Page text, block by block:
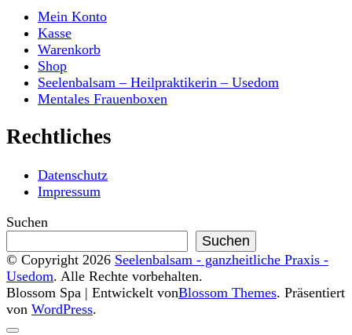
Mein Konto
Kasse
Warenkorb
Shop
Seelenbalsam – Heilpraktikerin – Usedom
Mentales Frauenboxen
Rechtliches
Datenschutz
Impressum
Suchen
Suchen
© Copyright 2026 Seelenbalsam - ganzheitliche Praxis -
Usedom. Alle Rechte vorbehalten.
Blossom Spa | Entwickelt vonBlossom Themes. Präsentiert
von WordPress.